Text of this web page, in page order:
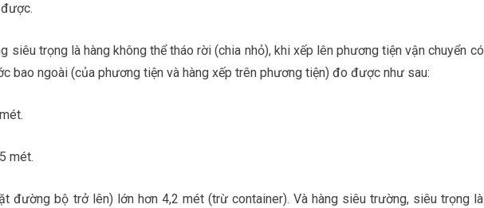
siêu trọng là hàng không thể tháo rời (chia nhỏ), khi xếp lên phương tiện vận chuyển có
bao ngoài (của phương tiện và hàng xếp trên phương tiện) đo được như sau:
mét.
đường bộ trở lên) lớn hơn 4,2 mét (trừ container). Và hàng siêu trường, siêu trọng là